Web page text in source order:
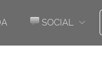
SOCIAL